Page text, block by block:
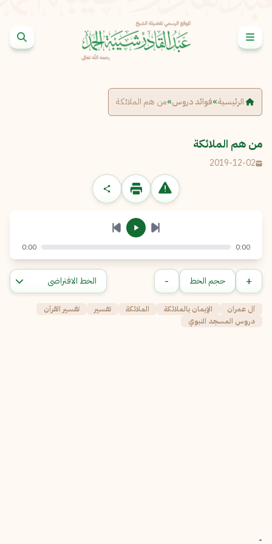
الرئيسية»فوائد دروس»من هم الملائكة
من هم الملائكة
2019-12-02
الإبلاغ عن مشكلة
الرسالة
إرسال إلغاء
0:00
0:00
+ حجم الخط -
آل عمران الإيمان بالملائكة الملائكة تفسير
تفسير القرآن
دروس المسجد النبوي
-